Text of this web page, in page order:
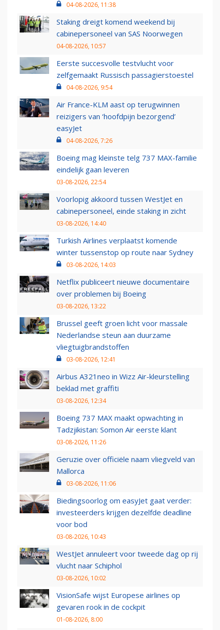
04-08-2026, 11:38
Staking dreigt komend weekend bij
cabinepersoneel van SAS Noorwegen
04-08-2026, 10:57
Eerste succesvolle testvlucht voor
zelfgemaakt Russisch passagierstoestel
04-08-2026, 9:54
Air France-KLM aast op terugwinnen
reizigers van ‘hoofdpijn bezorgend’
easyJet
04-08-2026, 7:26
Boeing mag kleinste telg 737 MAX-familie
eindelijk gaan leveren
03-08-2026, 22:54
Voorlopig akkoord tussen WestJet en
cabinepersoneel, einde staking in zicht
03-08-2026, 14:40
Turkish Airlines verplaatst komende
winter tussenstop op route naar Sydney
03-08-2026, 14:03
Netflix publiceert nieuwe documentaire
over problemen bij Boeing
03-08-2026, 13:22
Brussel geeft groen licht voor massale
Nederlandse steun aan duurzame
vliegtuigbrandstoffen
03-08-2026, 12:41
Airbus A321neo in Wizz Air-kleurstelling
beklad met graffiti
03-08-2026, 12:34
Boeing 737 MAX maakt opwachting in
Tadzjikistan: Somon Air eerste klant
03-08-2026, 11:26
Geruzie over officiële naam vliegveld van
Mallorca
03-08-2026, 11:06
Biedingsoorlog om easyJet gaat verder:
investeerders krijgen dezelfde deadline
voor bod
03-08-2026, 10:43
WestJet annuleert voor tweede dag op rij
vlucht naar Schiphol
03-08-2026, 10:02
VisionSafe wijst Europese airlines op
gevaren rook in de cockpit
01-08-2026, 8:00